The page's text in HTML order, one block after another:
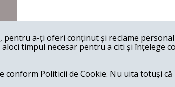
a-ți oferi conținut și reclame
timpul necesar pentru a citi și înțelege
Politicii de Cookie. Nu uita totuși